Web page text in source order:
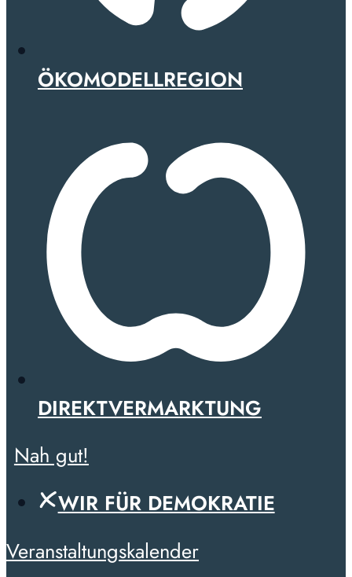
ÖKOMODELLREGION
DIREKTVERMARKTUNG
Nah gut!
WIR FÜR DEMOKRATIE
Veranstaltungskalender